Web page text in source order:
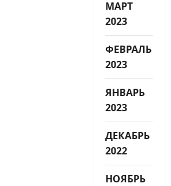
МАРТ
2023
ФЕВРАЛЬ
2023
ЯНВАРЬ
2023
ДЕКАБРЬ
2022
НОЯБРЬ